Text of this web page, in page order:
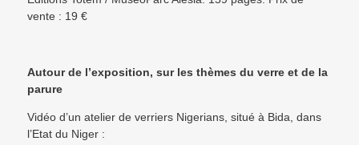
vente : 19 €
Autour de l’exposition, sur les thèmes du verre et de la
parure
Vidéo d’un atelier de verriers Nigerians, situé à Bida, dans
l’Etat du Niger :